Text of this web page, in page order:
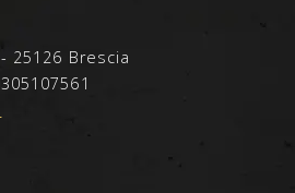
25126 Brescia